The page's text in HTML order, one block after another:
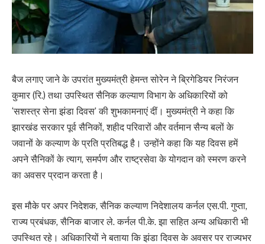
बैज लगाए जाने के उपरांत मुख्यमंत्री हेमन्त सोरेन ने ब्रिगेडियर निरंजन
कुमार (रि.) तथा उपस्थित सैनिक कल्याण विभाग के अधिकारियों को
‘सशस्त्र सेना झंडा दिवस’ की शुभकामनाएं दीं। मुख्यमंत्री ने कहा कि
झारखंड सरकार पूर्व सैनिकों, शहीद परिवारों और वर्तमान सैन्य बलों के
जवानों के कल्याण के प्रति प्रतिबद्ध है। उन्होंने कहा कि यह दिवस हमें
अपने सैनिकों के त्याग, समर्पण और राष्ट्रसेवा के योगदान को स्मरण करने
का अवसर प्रदान करता है।
इस मौके पर अपर निदेशक, सैनिक कल्याण निदेशालय कर्नल एस.पी. गुप्ता,
राज्य प्रबंधक, सैनिक बाजार ले. कर्नल पी.के. झा सहित अन्य अधिकारी भी
उपस्थित रहे। अधिकारियों ने बताया कि झंडा दिवस के अवसर पर राज्यभर